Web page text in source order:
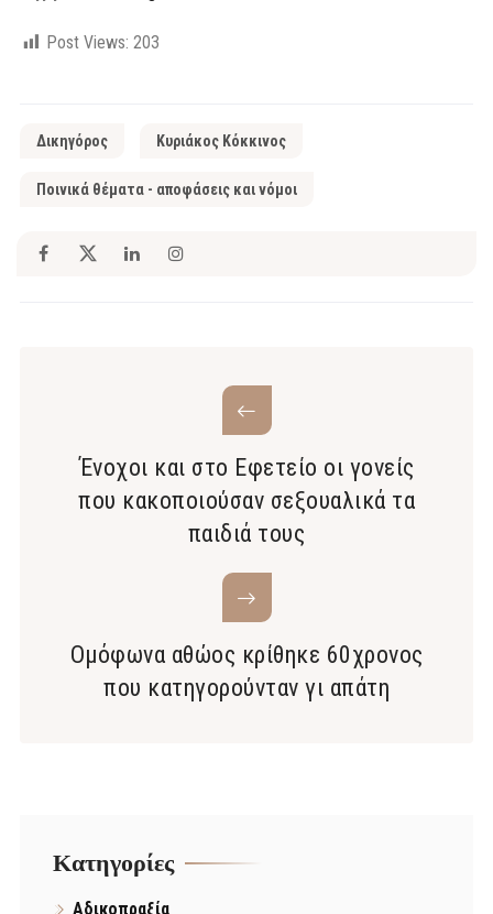
Post Views: 203
Δικηγόρος Κυριάκος Κόκκινος
Ποινικά θέματα - αποφάσεις και νόμοι
Ένοχοι και στο Εφετείο οι γονείς
που κακοποιούσαν σεξουαλικά τα
παιδιά τους
Ομόφωνα αθώος κρίθηκε 60χρονος
που κατηγορούνταν γι απάτη
Kατηγορίες
Αδικοπραξία